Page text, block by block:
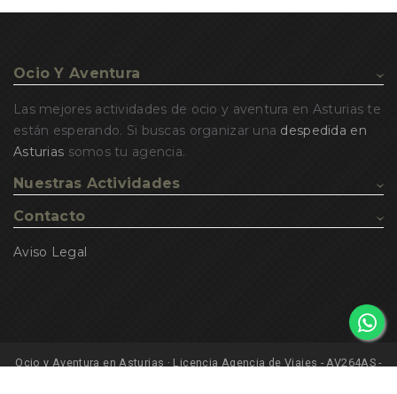
Ocio Y Aventura
Las mejores actividades de ocio y aventura en Asturias te
están esperando. Si buscas organizar una despedida en
Asturias somos tu agencia.
Nuestras Actividades
Contacto
Aviso Legal
Ocio y Aventura en Asturias · Licencia Agencia de Viajes - AV264AS -